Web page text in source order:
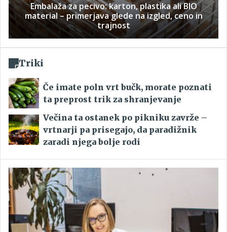
Embalaža za pecivo: karton, plastika ali BIO
material – primerjava glede na izgled, ceno in
trajnost
Triki
Če imate poln vrt bučk, morate poznati
ta preprost trik za shranjevanje
Večina ta ostanek po pikniku zavrže –
vrtnarji pa prisegajo, da paradižnik
zaradi njega bolje rodi